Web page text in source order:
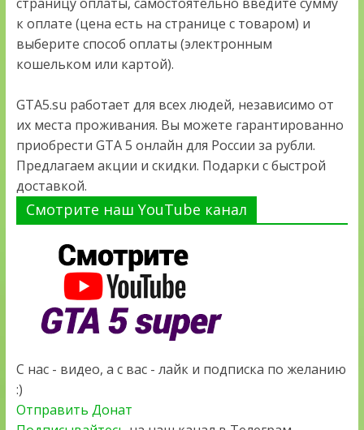
к оплате (цена есть на странице с товаром) и
выберите способ оплаты (электронным
кошельком или картой).
GTA5.su работает для всех людей, независимо от
их места проживания. Вы можете гарантированно
приобрести GTA 5 онлайн для России за рубли.
Предлагаем акции и скидки. Подарки с быстрой
доставкой.
Смотрите наш YouTube канал
С нас - видео, а с вас - лайк и подписка по желанию
:)
Отправить Донат